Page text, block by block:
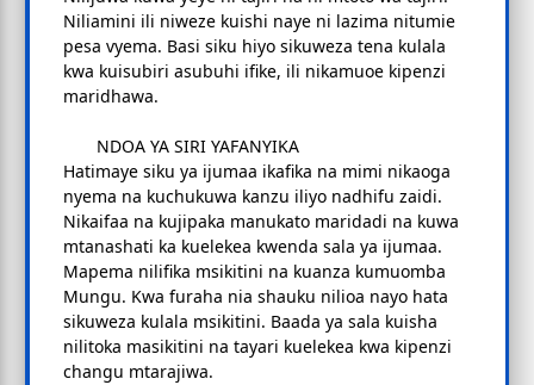
Niliamini ili niweze kuishi naye ni lazima nitumie
pesa vyema. Basi siku hiyo sikuweza tena kulala
kwa kuisubiri asubuhi ifike, ili nikamuoe kipenzi
maridhawa.
NDOA YA SIRI YAFANYIKA
Hatimaye siku ya ijumaa ikafika na mimi nikaoga
nyema na kuchukuwa kanzu iliyo nadhifu zaidi.
Nikaifaa na kujipaka manukato maridadi na kuwa
mtanashati ka kuelekea kwenda sala ya ijumaa.
Mapema nilifika msikitini na kuanza kumuomba
Mungu. Kwa furaha nia shauku nilioa nayo hata
sikuweza kulala msikitini. Baada ya sala kuisha
nilitoka masikitini na tayari kuelekea kwa kipenzi
changu mtarajiwa.